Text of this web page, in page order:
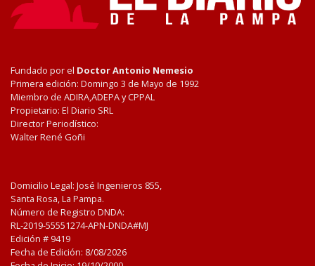
Fundado por el Doctor Antonio Nemesio
Primera edición: Domingo 3 de Mayo de 1992
Miembro de ADIRA,ADEPA y CPPAL
Propietario: El Diario SRL
Director Periodístico:
Walter René Goñi
Domicilio Legal: José Ingenieros 855,
Santa Rosa, La Pampa.
Número de Registro DNDA:
RL-2019-55551274-APN-DNDA#MJ
Edición # 9419
Fecha de Edición: 8/08/2026